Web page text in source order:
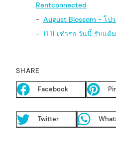
Rentconnected
August Blossom - โป
11.11 เช่ารถ วันนี้ รับแ
SHARE
Facebook
Twitter